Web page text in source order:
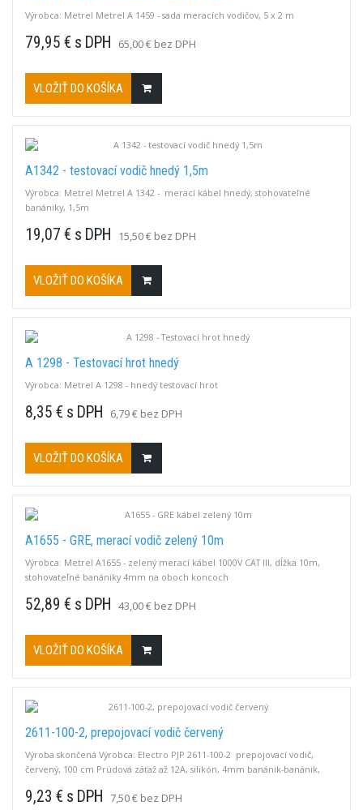
Výrobca: Metrel Metrel A 1459 - sada meracích vodičov, 5 x 2 m
79,95 € s DPH 65,00 € bez DPH
VLOŽIŤ DO KOŠÍKA
A1342 - testovací vodič hnedý 1,5m
Výrobca: Metrel Metrel A 1342 - merací kábel hnedý, stohovateľné
banániky, 1,5m
19,07 € s DPH 15,50 € bez DPH
VLOŽIŤ DO KOŠÍKA
A 1298 - Testovací hrot hnedý
Výrobca: Metrel A 1298 - hnedý testovací hrot
8,35 € s DPH 6,79 € bez DPH
VLOŽIŤ DO KOŠÍKA
A1655 - GRE, merací vodič zelený 10m
Výrobca: Metrel A1655 - zelený merací kábel 1000V CAT III, dĺžka 10m,
stohovateľné banániky 4mm na oboch koncoch
52,89 € s DPH 43,00 € bez DPH
VLOŽIŤ DO KOŠÍKA
2611-100-2, prepojovací vodič červený
Výroba skončená Výrobca: Electro PJP 2611-100-2 prepojovací vodič,
červený, 100 cm Prúdová záťaž až 12A, silikón, 4mm banánik-banánik,
9,23 € s DPH 7,50 € bez DPH